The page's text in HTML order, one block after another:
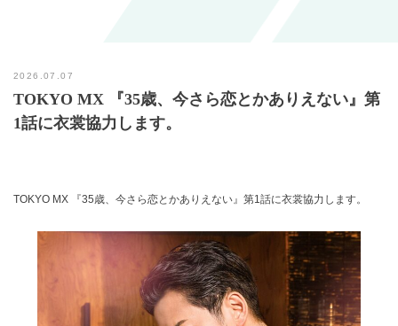
2026.07.07
TOKYO MX 『35歳、今さら恋とかありえない』第
1話に衣裳協力します。
TOKYO MX 『35歳、今さら恋とかありえない』第1話に衣裳協力します。